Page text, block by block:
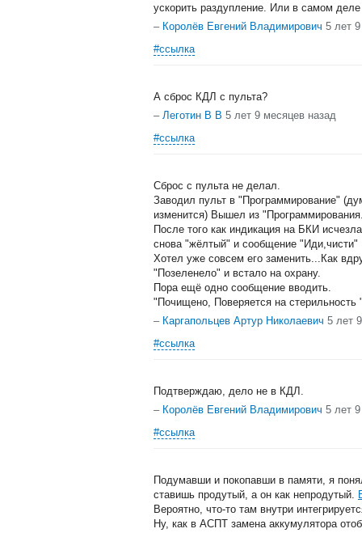
ускорить раздупление. Или в самом
– Королёв Евгений Владимирович 5 лет
#ссылка
А сброс КДЛ с пульта?
– Леготин В В 5 лет 9 месяцев назад
#ссылка
Сброс с пульта не делал.
Заводил пульт в "Программирование"
изменится) Вышел из
После того как индикация на БКИ
снова "жёлтый" и сообщение "Иди,чисти"
Хотел уже совсем его заменить...Как
"Позеленело" и встало на охрану.
Пора ещё одно сообщение вводить.
"Почищено, Поверяется на стерильность
– Каргапольцев Артур Николаевич 5 лет
#ссылка
Подтверждаю, дело не в КДЛ.
– Королёв Евгений Владимирович 5 лет
#ссылка
Подумавши и покопавши в памяти, я
ставишь продутый, а он как непродутый.
Вероятно, что-то там внутри
Ну, как в АСПТ замена аккумулятора